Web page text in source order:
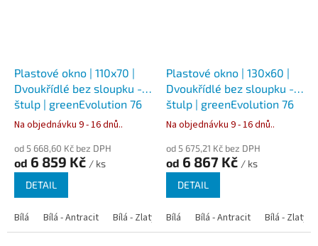
Plastové okno | 110x70 |
Dvoukřídlé bez sloupku -
štulp | greenEvolution 76
Na objednávku 9 - 16 dnů..
od 5 668,60 Kč bez DPH
od 6 859 Kč / ks
DETAIL
Bílá Bílá - Antracit Bílá - Zlatý dub Bílá - Tmavý dub Bílá -
Plastové okno | 130x60 |
Dvoukřídlé bez sloupku -
štulp | greenEvolution 76
Na objednávku 9 - 16 dnů..
od 5 675,21 Kč bez DPH
od 6 867 Kč / ks
DETAIL
Bílá Bílá - Antracit Bílá - Zlatý